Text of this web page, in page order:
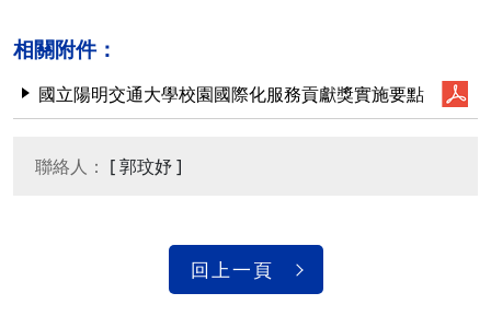
相關附件：
國立陽明交通大學校園國際化服務貢獻獎實施要點
聯絡人： [ 郭玟妤 ]
回上一頁